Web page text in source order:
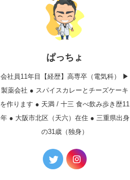
ぱっちょ
会社員11年目【経歴】高専卒（電気科） ▶︎
製薬会社 ● スパイスカレーとチーズケーキ
を作ります ● 天満 / 十三 食べ飲み歩き歴11
年 ● 大阪市北区（天六）在住 ● 三重県出身
の31歳（独身）